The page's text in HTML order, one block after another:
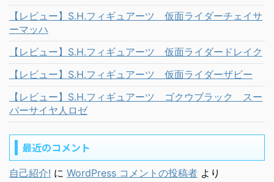
【レビュー】S.H.フィギュアーツ 仮面ライダーチェイサ
ーマッハ
【レビュー】S.H.フィギュアーツ 仮面ライダードレイク
【レビュー】S.H.フィギュアーツ 仮面ライダーザビー
【レビュー】S.H.フィギュアーツ ゴクウブラック スー
パーサイヤ人ロゼ
最近のコメント
自己紹介! に WordPress コメントの投稿者 より